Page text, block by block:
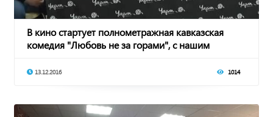
В кино стартует полнометражная кавказская
комедия "Любовь не за горами", с нашим
13.12.2016 1014